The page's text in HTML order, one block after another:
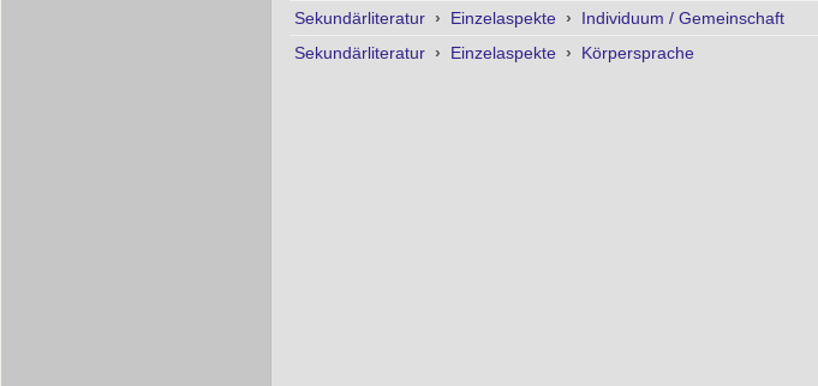
Sekundärliteratur › Einzelaspekte ›
Individuum / Gemeinschaft
Sekundärliteratur › Einzelaspekte › Körpersprache